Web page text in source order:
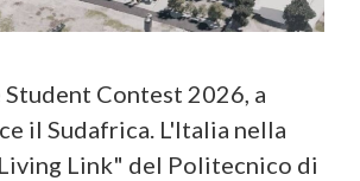
Contest 2026, a
il Sudafrica. L'Italia nella
Link" del Politecnico di